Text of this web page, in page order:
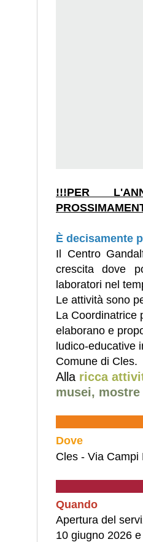
!!!PER
È decisamente
Il Centro
crescita dove
laboratori nel
Le attività sono
La Coordinatrice
elaborano e
ludico-educative
Comune di Cles.
Alla ricca
musei,
Dove
Cles - Via Campi
Quando
Apertura del
10 giugno 2026